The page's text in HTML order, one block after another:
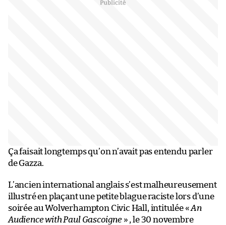
Ça faisait longtemps qu’on n’avait pas entendu parler
de Gazza.
L’ancien international anglais s’est malheureusement
illustré en plaçant une petite blague raciste lors d’une
soirée au Wolverhampton Civic Hall, intitulée «An
Audience with Paul Gascoigne» , le 30 novembre